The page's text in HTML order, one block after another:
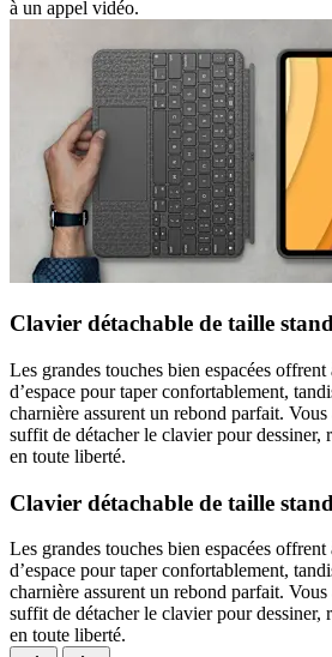
à un appel vidéo.
Clavier détachable de taille
Les grandes touches bien espacées
d’espace pour taper confortablement,
charnière assurent un rebond parfait.
suffit de détacher le clavier pour dessiner,
en toute liberté.
Clavier détachable de taille
Les grandes touches bien espacées
d’espace pour taper confortablement,
charnière assurent un rebond parfait.
suffit de détacher le clavier pour dessiner,
en toute liberté.